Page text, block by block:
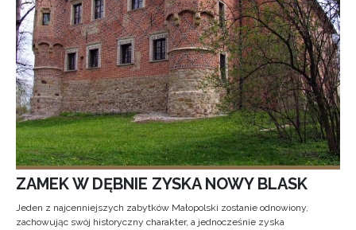
ZAMEK W DĘBNIE ZYSKA NOWY BLASK
Jeden z najcenniejszych zabytków Małopolski zostanie odnowiony,
zachowując swój historyczny charakter, a jednocześnie zyska